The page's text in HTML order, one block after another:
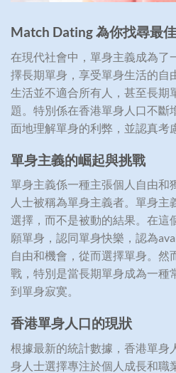
Match Dating為你找尋最
在現代社會中，單身主義成為了
擇長期單身，享受單身生活的自
生活並不適合所有人，甚至長期
題。特別係在香港單身人口不斷
面地理解單身的利弊，並認真考
單身主義的崛起與挑戰
單身主義係一種主張個人自由和
人士被稱為單身主義者。單身主
選擇，而不是被動的結果。在這
願單身，認同單身快樂，認為
自由和機會，從而選擇單身。然
戰，特別是當長期單身成為一種
到單身寂寞。
香港單身人口的現狀
根據最新的統計數據，香港單身
身人士選擇專注於個人成長和職